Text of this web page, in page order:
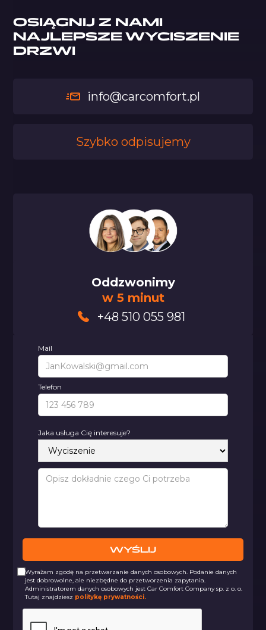
OSIĄGNIJ Z NAMI
NAJLEPSZE WYCISZENIE
DRZWI
info@carcomfort.pl
Szybko odpisujemy
Oddzwonimy
w 5 minut
+48 510 055 981
Mail
Telefon
Jaka usługa Cię interesuje?
Wyrażam zgodę na przetwarzanie danych osobowych. Podanie danych
jest dobrowolne, ale niezbędne do przetworzenia zapytania.
Administratorem danych osobowych jest Car Comfort Company sp. z o. o.
Tutaj znajdziesz politykę prywatności.